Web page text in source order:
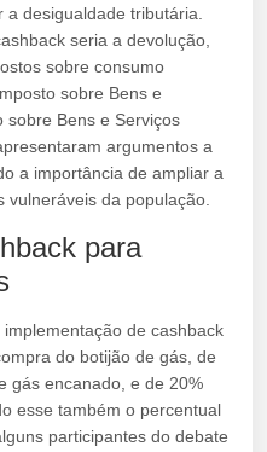
desigualdade tributária.
seria a devolução,
sobre consumo
sobre Bens e
sobre Bens e Serviços
argumentos a
a importância de ampliar a
da população.
para
de cashback
do botijão de gás, de
gás encanado, e de 20%
esse também o percentual
participantes do debate